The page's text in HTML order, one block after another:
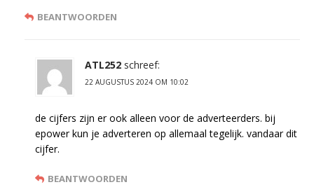
BEANTWOORDEN
ATL252 schreef:
22 AUGUSTUS 2024 OM 10:02
de cijfers zijn er ook alleen voor de adverteerders. bij
epower kun je adverteren op allemaal tegelijk. vandaar dit
cijfer.
BEANTWOORDEN